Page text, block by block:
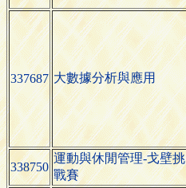
337687 大數據分析與應用
338750
運動與休閒管理-戈壁挑
戰賽